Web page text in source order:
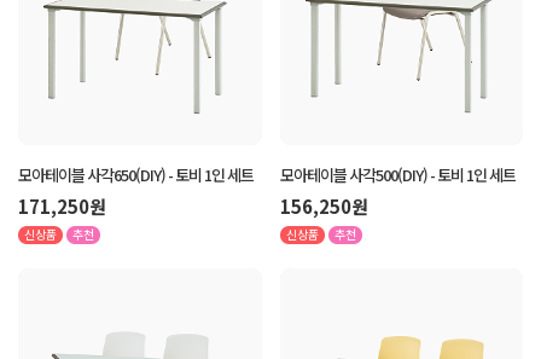
모아테이블 사각650(DIY) - 토비 1인 세트
171,250원
신상품 추천
모아테이블 사각500(DIY) - 토비 1인 세트
156,250원
신상품 추천